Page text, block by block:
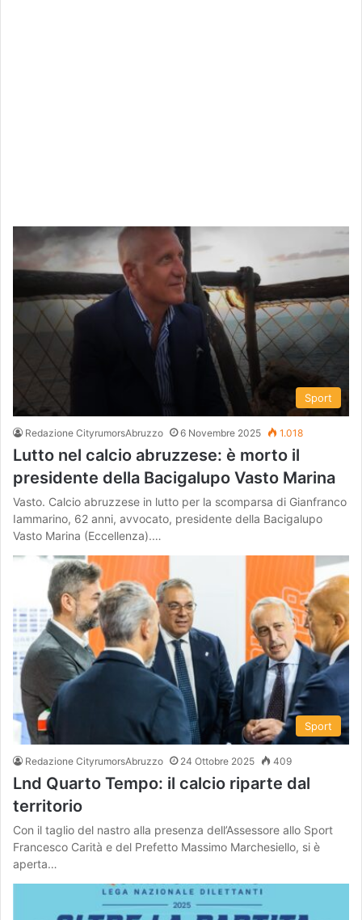
Sport
Redazione CityrumorsAbruzzo 6 Novembre 2025 1.018
Lutto nel calcio abruzzese: è morto il
presidente della Bacigalupo Vasto Marina
Vasto. Calcio abruzzese in lutto per la scomparsa di Gianfranco
Iammarino, 62 anni, avvocato, presidente della Bacigalupo
Vasto Marina (Eccellenza).…
Sport
Redazione CityrumorsAbruzzo 24 Ottobre 2025 409
Lnd Quarto Tempo: il calcio riparte dal
territorio
Con il taglio del nastro alla presenza dell’Assessore allo Sport
Francesco Carità e del Prefetto Massimo Marchesiello, si è
aperta…